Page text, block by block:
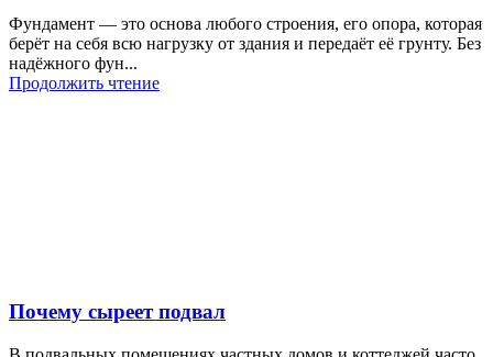
Фундамент — это основа любого строения, его опора, которая
берёт на себя всю нагрузку от здания и передаёт её грунту. Без
надёжного фун...
Продолжить чтение
Почему сыреет подвал